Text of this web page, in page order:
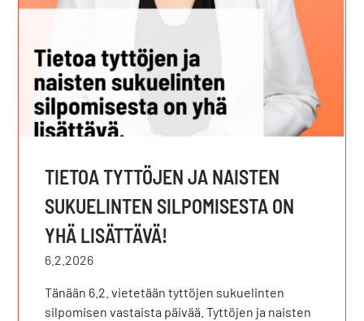
TIETOA TYTTÖJEN JA NAISTEN
SUKUELINTEN SILPOMISESTA ON
YHÄ LISÄTTÄVÄ!
6.2.2026
Tänään 6.2. vietetään tyttöjen sukuelinten
silpomisen vastaista päivää. Tyttöjen ja naisten